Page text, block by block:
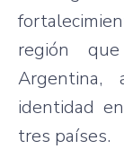
región
identidad
tres países.